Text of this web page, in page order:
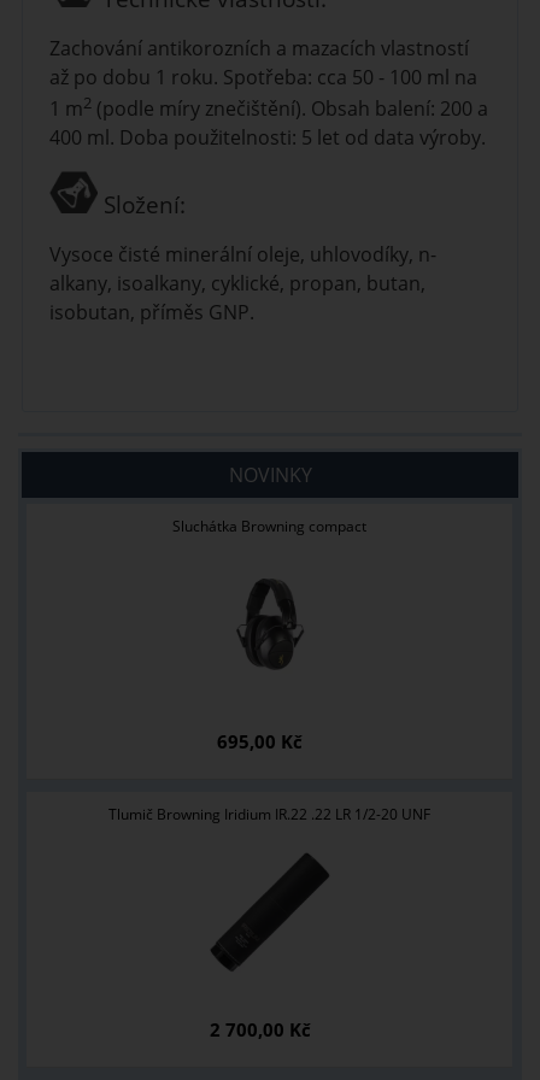
Zachování antikorozních a mazacích vlastností
až po dobu 1 roku. Spotřeba: cca 50 - 100 ml na
1 m2(podle míry znečištění). Obsah balení: 200 a
400 ml. Doba použitelnosti: 5 let od data výroby.
Složení:
Vysoce čisté minerální oleje, uhlovodíky, n-
alkany, isoalkany, cyklické, propan, butan,
isobutan, příměs GNP.
NOVINKY
Sluchátka Browning compact
695,00 Kč
Tlumič Browning Iridium IR.22 .22 LR 1/2-20 UNF
2 700,00 Kč